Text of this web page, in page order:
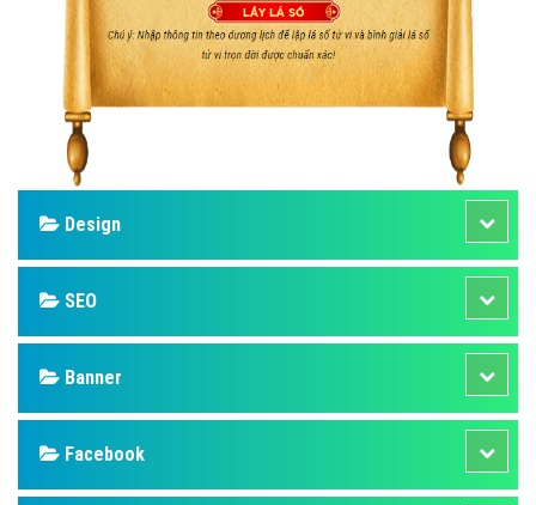
Design
SEO
Banner
Facebook